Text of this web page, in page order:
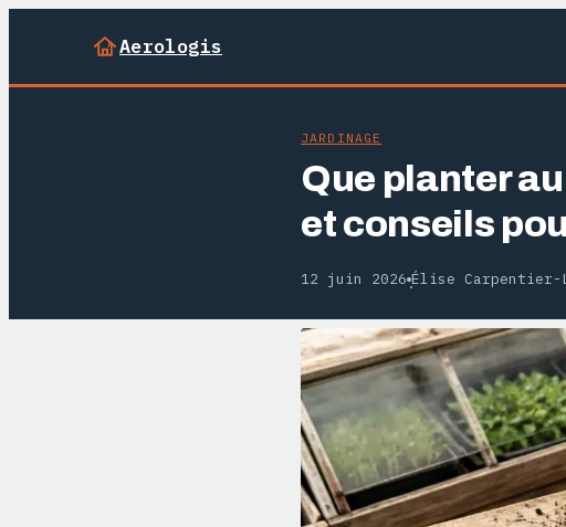
Aerologis
JARDINAGE
Que planter
et conseils
12 juin 2026·Élise Carpentier-